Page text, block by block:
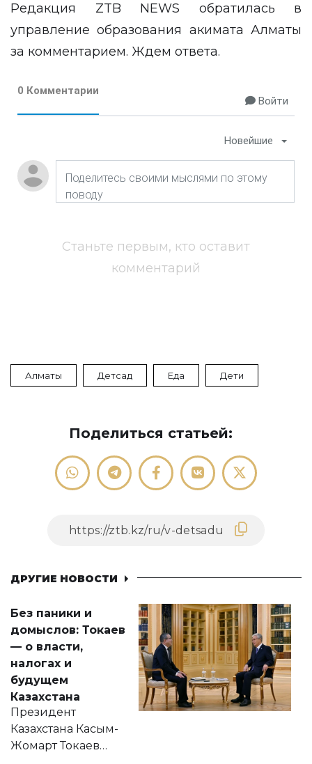
Редакция ZTB NEWS обратилась в
управление образования акимата Алматы
за комментарием. Ждем ответа.
0 Комментарии
Войти
Новейшие
Станьте первым, кто оставит
комментарий
Алматы Детсад Еда Дети
Поделиться статьей:
ДРУГИЕ НОВОСТИ
Без паники и
домыслов: Токаев
— о власти,
налогах и
будущем
Казахстана
Президент
Казахстана Касым-
Жомарт Токаев